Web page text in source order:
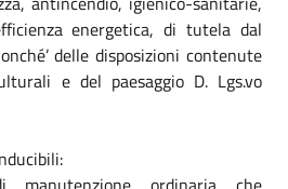
energetica, di tutela dal
delle disposizioni contenute
e del paesaggio D. Lgs.vo